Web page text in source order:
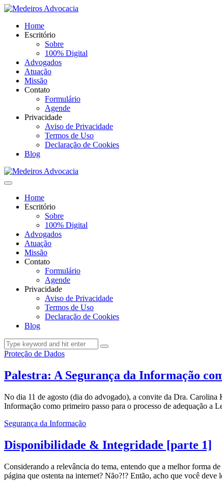
Home
Escritório
Sobre
100% Digital
Advogados
Atuação
Missão
Contato
Formulário
Agende
Privacidade
Aviso de Privacidade
Termos de Uso
Declaração de Cookies
Blog
Home
Escritório
Sobre
100% Digital
Advogados
Atuação
Missão
Contato
Formulário
Agende
Privacidade
Aviso de Privacidade
Termos de Uso
Declaração de Cookies
Blog
Proteção de Dados
Palestra: A Segurança da Informação
No dia 11 de agosto (dia do advogado), a convite da Dra. Carolina
Informação como primeiro passo para o processo de adequação
Segurança da Informação
Disponibilidade & Integridade [parte 1]
Considerando a relevância do tema, entendo que a melhor forma
página que ostenta na internet? Não?!? Então, acho que você